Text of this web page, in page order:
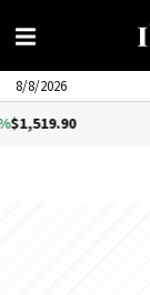
8/8/2026